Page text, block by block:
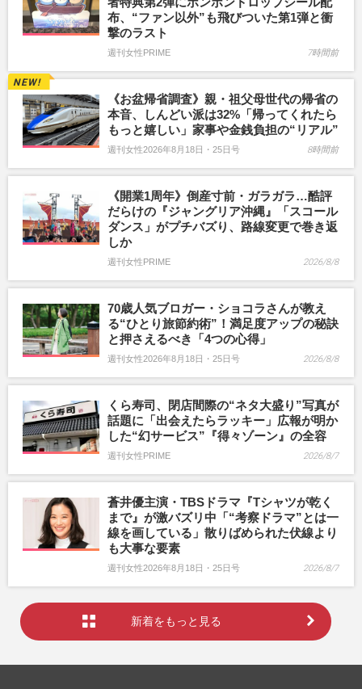
布、“ファン以外”も飛びついた第1弾と衝
撃のラスト
週刊女性PRIME 7時間前
《お盆帰省調査》親・祖父母世代の帰省の
本音、しんどい派は32%「帰ってくれたら
もっと嬉しい」家事や金銭負担の“リアル”
週刊女性2026年8月18日・25日号 8時間前
《開業1周年》倒産寸前・ガラガラ…酷評
だらけの『ジャングリア沖縄』「スコール
ダンス」がプチバズり、路線変更で巻き返
しか
週刊女性PRIME 2026/8/8
70歳人気ブロガー・ショコラさんが教え
る“ひとり旅節約術”！満足度アップの秘訣
と押さえるべき「4つの心得」
週刊女性2026年8月18日・25日号 2026/8/8
くら寿司、閉店間際の“ネタ大盛り”写真が
話題に「出会えたらラッキー」広報が明か
した“幻サービス”『得々ゾーン』の全容
週刊女性PRIME 2026/8/7
蒼井優主演・TBSドラマ『Tシャツが乾く
まで』が激バズリ中「“考察ドラマ”とは一
線を画している」散りばめられた伏線より
も大事な要素
週刊女性2026年8月18日・25日号 2026/8/7
新着をもっと見る